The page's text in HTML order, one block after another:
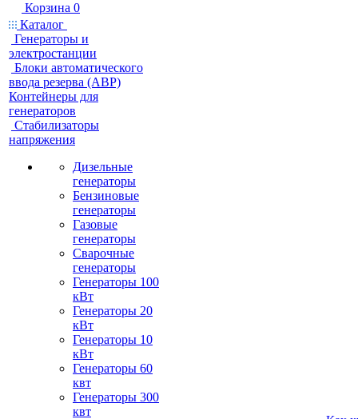
Корзина 0
Каталог
Генераторы и
электростанции
Блоки автоматического
ввода резерва (АВР)
Контейнеры для
генераторов
Стабилизаторы
напряжения
Дизельные
генераторы
Бензиновые
генераторы
Газовые
генераторы
Сварочные
генераторы
Генераторы 100
кВт
Генераторы 20
кВт
Генераторы 10
кВт
Генераторы 60
квт
Генераторы 300
квт